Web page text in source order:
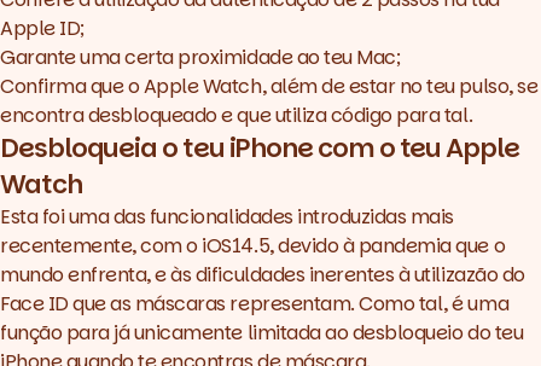
Apple ID;
Garante uma certa proximidade ao teu Mac;
Confirma que o Apple Watch, além de estar no teu pulso, se
encontra desbloqueado e que utiliza código para tal.
Desbloqueia o teu iPhone com o teu Apple
Watch
Esta foi uma das funcionalidades introduzidas mais
recentemente, com o iOS14.5, devido à pandemia que o
mundo enfrenta, e às dificuldades inerentes à utilizazão do
Face ID que as máscaras representam. Como tal, é uma
função para já unicamente limitada ao desbloqueio do teu